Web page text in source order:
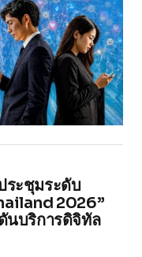
ระชุมระดับ
2026”
นบริการดิจิทัล